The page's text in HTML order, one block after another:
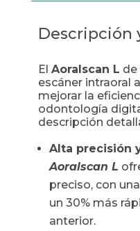
Descripción
El Aoralscan L de
escáner intraoral
mejorar la
odontología
descripción
Alta precisión
Aoralscan L
preciso, con
un 30% más
anterior.